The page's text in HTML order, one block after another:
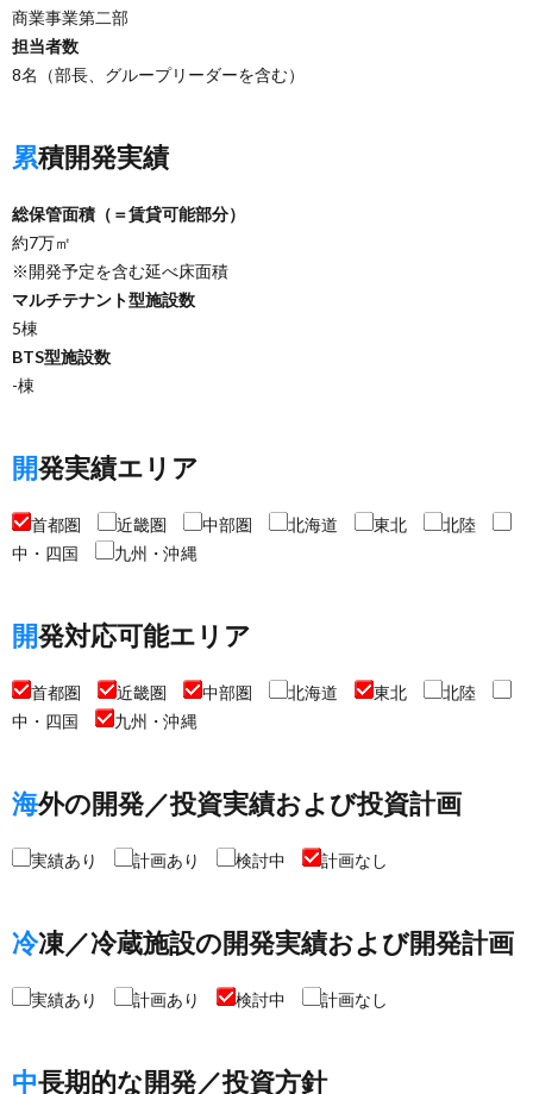
商業事業第二部
担当者数
8名（部長、グループリーダーを含む）
累積開発実績
総保管面積（＝賃貸可能部分）
約7万㎡
※開発予定を含む延べ床面積
マルチテナント型施設数
5棟
BTS型施設数
-棟
開発実績エリア
首都圏 近畿圏 中部圏 北海道 東北
北陸
中・四国
九州・沖縄
開発対応可能エリア
首都圏 近畿圏 中部圏 北海道 東北
北陸
中・四国
九州・沖縄
海外の開発／投資実績および投資計画
実績あり 計画あり 検討中 計画なし
冷凍／冷蔵施設の開発実績および開発計画
実績あり 計画あり 検討中 計画なし
中長期的な開発／投資方針